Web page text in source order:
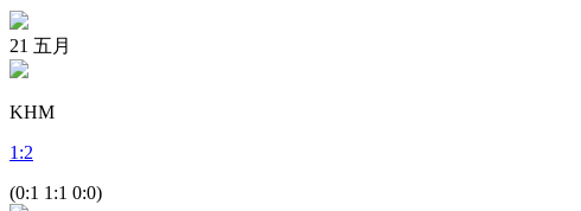
21 五月
KHM
1 :2
(0:1 1:1 0:0)